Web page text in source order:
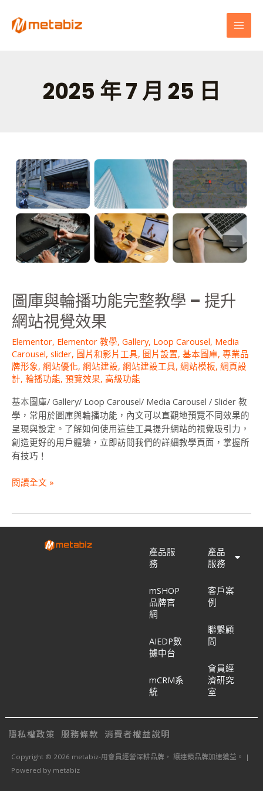
2025 年 7 月 25 日
圖庫與輪播功能完整教學 – 提升
網站視覺效果
Elementor, Elementor 教學, Gallery, Loop Carousel, Media
Carousel, slider, 圖片和影片工具, 圖片設置, 基本圖庫, 專業品
牌形象, 網站優化, 網站建設, 網站建設工具, 網站模板, 網頁設
計, 輪播功能, 預覽效果, 高級功能
基本圖庫/ Gallery/ Loop Carousel/ Media Carousel / Slider 教
學，常用於圖庫與輪播功能，內文可以直觀地預覽不同效果的
呈現與設定。了解如何使用這些工具提升網站的視覺吸引力，
創造更好的用戶體驗，立即訪問我們的詳細教學頁面，掌握所
有技巧！
庫
與
輪
播
功
能
完
整
–
提
升
網
站
視
覺
效
果
閱讀全文 »
產品服
務
mSHOP
品牌官
網
AIEDP數
據中台
mCRM系
統
產品
服務
客戶案
例
聯繫顧
問
會員經
濟研究
室
Copyright © 2026 metabiz-用會員經營深耕品牌， 讓連鎖品牌加速獲益。 |
Powered by metabiz
隱私權政策 服務條款 消費者權益說明